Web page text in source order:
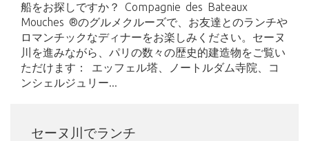
船をお探しですか？ Compagnie des Bateaux
Mouches ®のグルメクルーズで、お友達とのランチや
ロマンチックなディナーをお楽しみください。セーヌ
川を進みながら、パリの数々の歴史的建造物をご覧い
ただけます： エッフェル塔、ノートルダム寺院、コ
ンシェルジュリー...
セーヌ川でランチ